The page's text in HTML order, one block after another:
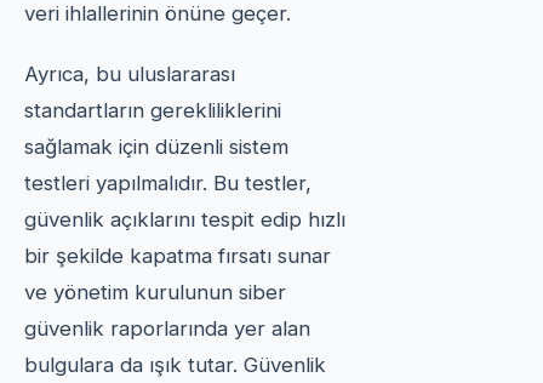
veri ihlallerinin önüne geçer.
Ayrıca, bu uluslararası
standartların gerekliliklerini
sağlamak için düzenli sistem
testleri yapılmalıdır. Bu testler,
güvenlik açıklarını tespit edip hızlı
bir şekilde kapatma fırsatı sunar
ve yönetim kurulunun siber
güvenlik raporlarında yer alan
bulgulara da ışık tutar. Güvenlik